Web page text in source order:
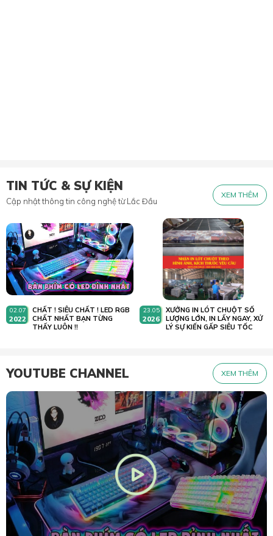
TIN TỨC & SỰ KIỆN
Cập nhật thông tin công nghệ từ Lắc Đầu
XEM THÊM
02.07
2022
CHẤT ! SIÊU CHẤT ! LED RGB
CHẤT NHẤT BẠN TỪNG
THẤY LUÔN !!
23.05
2026
XƯỞNG IN LÓT CHUỘT SỐ
LƯỢNG LỚN, IN LẤY NGAY, XỬ
LÝ SỰ KIẾN GẤP SIÊU TỐC
YOUTUBE CHANNEL XEM THÊM